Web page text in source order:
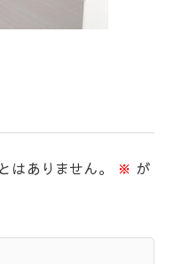
はありません。 ※ が